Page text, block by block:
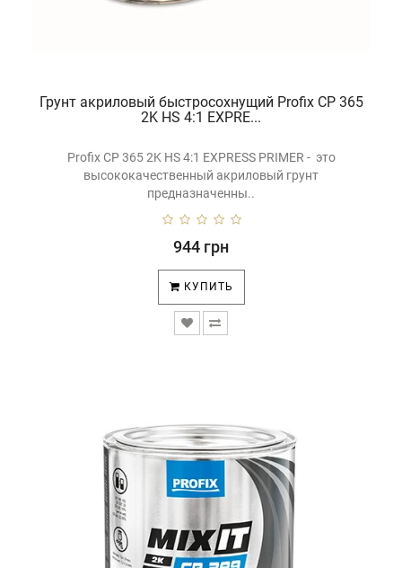
Грунт акриловый быстросохнущий Profix CP 365
2K HS 4:1 EXPRE...
Profix CP 365 2K HS 4:1 EXPRESS PRIMER - это
высококачественный акриловый грунт
предназначенны..
944 грн
КУПИТЬ